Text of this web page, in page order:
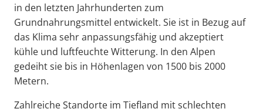
in den letzten Jahrhunderten zum
Grundnahrungsmittel entwickelt. Sie ist in Bezug auf
das Klima sehr anpassungsfähig und akzeptiert
kühle und luftfeuchte Witterung. In den Alpen
gedeiht sie bis in Höhenlagen von 1500 bis 2000
Metern.
Zahlreiche Standorte im Tiefland mit schlechten